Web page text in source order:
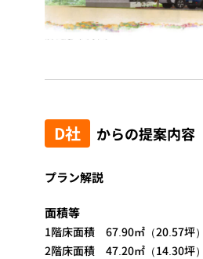
D社 からの提案内容
プラン解説
面積等
1階床面積 67.90㎡（20.57坪）
2階床面積 47.20㎡（14.30坪）